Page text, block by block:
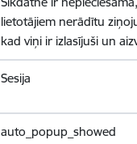
lietotājiem nerādītu
kad viņi ir izlasījuši un
Sesija
auto_popup_showed